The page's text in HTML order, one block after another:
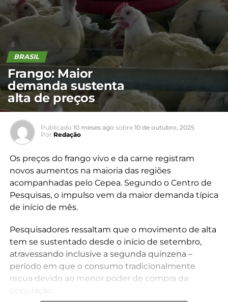
BRASIL
Frango: Maior
demanda sustenta
alta de preços
Publicado 10 meses ago sobre 10 de outubro, 2025
Por Redação
Os preços do frango vivo e da carne registram
novos aumentos na maioria das regiões
acompanhadas pelo Cepea. Segundo o Centro de
Pesquisas, o impulso vem da maior demanda típica
de início de mês.
Pesquisadores ressaltam que o movimento de alta
tem se sustentado desde o início de setembro,
atravessando inclusive a segunda quinzena –
período em que o consumo tradicionalmente
recua devido ao menor poder de compra da